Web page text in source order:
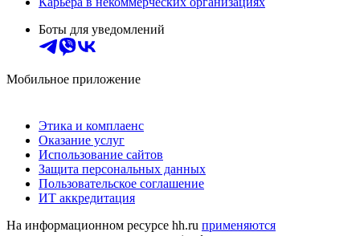
Боты для уведомлений
Мобильное приложение
Этика и комплаенс
Оказание услуг
Использование сайтов
Защита персональных данных
Пользовательское соглашение
ИТ аккредитация
На информационном ресурсе hh.ru применяются